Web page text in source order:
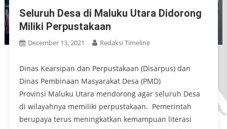
Seluruh Desa di Maluku Utara Didorong
Miliki Perpustakaan
December 13, 2021 Redaksi Timeline
Dinas Kearsipan dan Perpustakaan (Disarpus) dan
Dinas Pembinaan Masyarakat Desa (PMD)
Provinsi Maluku Utara mendorong agar seluruh Desa
di wilayahnya memiliki perpustakaan. Pemerintah
berupaya terus meningkatkan kemampuan literasi